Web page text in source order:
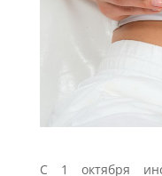
С 1 октября